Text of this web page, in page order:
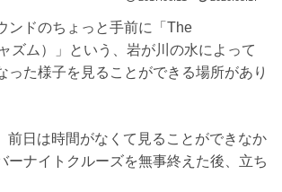
ンドのちょっと手前に「The
ズム）」という、岩が川の水によって
った様子を見ることができる場所があり
前日は時間がなくて見ることができなか
ーナイトクルーズを無事終えた後、立ち